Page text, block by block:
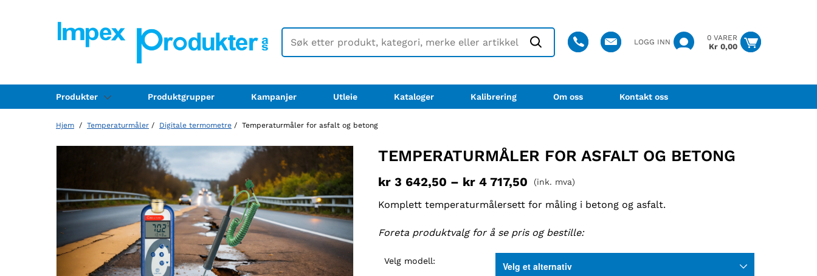
LOGG INN
0 VARER
Kr0,00
Produkter Produktgrupper Kampanjer Utleie Kataloger Kalibrering Om oss Kontakt oss
Hjem / Temperaturmåler / Digitale termometre / Temperaturmåler for asfalt og betong
TEMPERATURMÅLER FOR ASFALT OG BETONG
kr 3 642,50 – kr 4 717,50 (ink. mva)
Komplett temperaturmålersett for måling i betong og asfalt.
Foreta produktvalg for å se pris og bestille:
Velg modell: